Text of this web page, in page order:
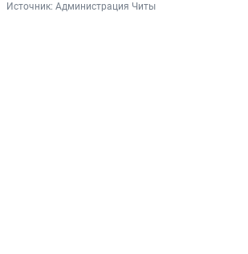
Источник: Администрация Читы